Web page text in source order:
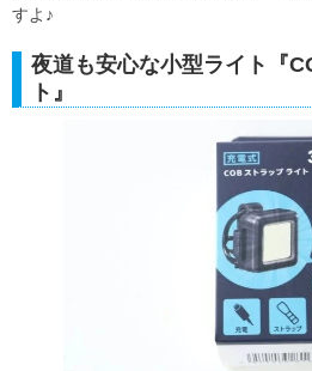
すよ♪
夜道も安心な小型ライト『
ト』